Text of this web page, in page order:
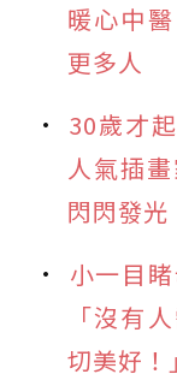
暖心中
更多人
30歲才
人氣插
閃閃發光
小一目
「沒有
切美好！」